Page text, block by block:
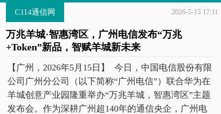
C114通信网 2026-5-15 17:11
万兆羊城·智惠湾区，广州电信发布“万兆
+Token”新品，智赋羊城新未来
【广州，2026年5月15日】 今日，中国电信股份有限
公司广州分公司（以下简称“广州电信”）联合华为在
羊城创意产业园隆重举办“万兆羊城，智惠湾区”主题
发布会。作为深耕广州超140年的通信央企，广州电